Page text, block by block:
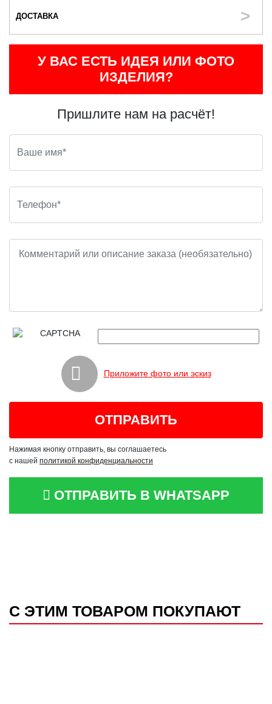
ДОСТАВКА
У ВАС ЕСТЬ ИДЕЯ ИЛИ ФОТО
ИЗДЕЛИЯ?
Пришлите нам на расчёт!
Приложите фото или эскиз
Нажимая кнопку отправить, вы соглашаетесь
с нашей политикой конфиденциальности
ОТПРАВИТЬ В WHATSAPP
С ЭТИМ ТОВАРОМ ПОКУПАЮТ